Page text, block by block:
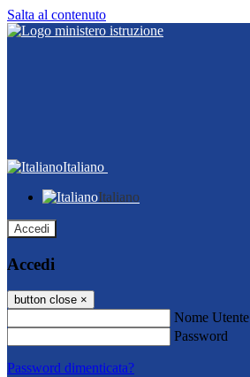
Salta al contenuto
Italiano
Italiano
Accedi
Accedi
button close ×
Nome Utente
Password
Password dimenticata?